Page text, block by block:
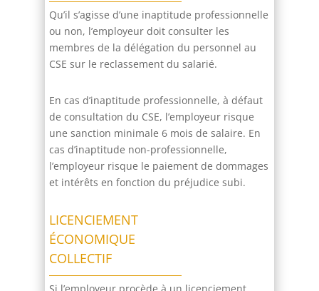
Qu’il s’agisse d’une inaptitude professionnelle
ou non, l’employeur doit consulter les
membres de la délégation du personnel au
CSE sur le reclassement du salarié.
En cas d’inaptitude professionnelle, à défaut
de consultation du CSE, l’employeur risque
une sanction minimale 6 mois de salaire. En
cas d’inaptitude non-professionnelle,
l’employeur risque le paiement de dommages
et intérêts en fonction du préjudice subi.
LICENCIEMENT
ÉCONOMIQUE
COLLECTIF